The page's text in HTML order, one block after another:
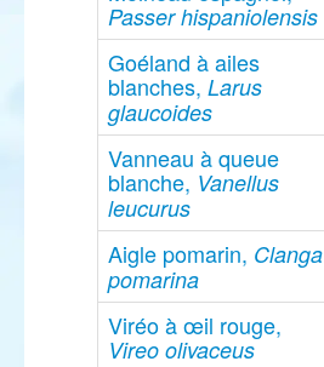
Passer hispaniolensis
Goéland à ailes
blanches, Larus
glaucoides
Vanneau à queue
blanche, Vanellus
leucurus
Aigle pomarin, Clanga
pomarina
Viréo à œil rouge,
Vireo olivaceus